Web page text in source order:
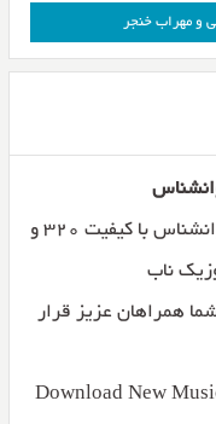
و مهراب خنجر
به نام روانشناس با کیفیت ۳۲۰ و
همراهان عزیز قرار
Download New